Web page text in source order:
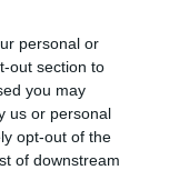
personal or
out section to
you may
us or personal
opt-out of the
of downstream